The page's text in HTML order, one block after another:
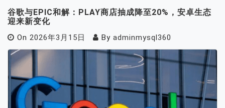
谷歌与EPIC和解：PLAY商店抽成降至20%，安卓生态
迎来新变化
On 2026年3月15日 By adminmysql360